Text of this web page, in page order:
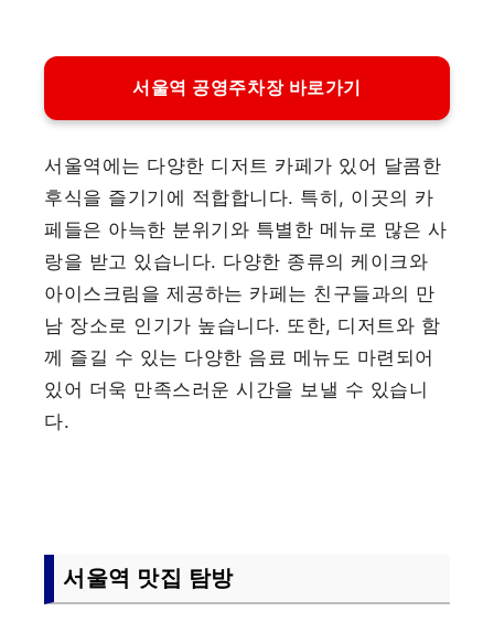
서울역 공영주차장 바로가기
서울역에는 다양한 디저트 카페가 있어 달콤한
후식을 즐기기에 적합합니다. 특히, 이곳의 카
페들은 아늑한 분위기와 특별한 메뉴로 많은 사
랑을 받고 있습니다. 다양한 종류의 케이크와
아이스크림을 제공하는 카페는 친구들과의 만
남 장소로 인기가 높습니다. 또한, 디저트와 함
께 즐길 수 있는 다양한 음료 메뉴도 마련되어
있어 더욱 만족스러운 시간을 보낼 수 있습니
다.
서울역 맛집 탐방